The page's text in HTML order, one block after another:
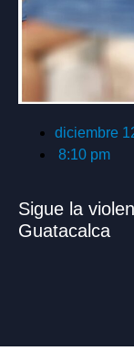
diciembre
8:10 pm
Sigue la
Guatacalca